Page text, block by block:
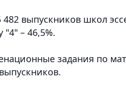
482 выпускников школ
"4" – 46,5%.
задания по